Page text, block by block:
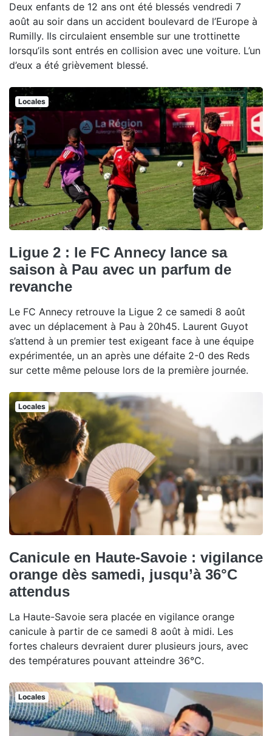
Deux enfants de 12 ans ont été blessés vendredi 7
août au soir dans un accident boulevard de l’Europe à
Rumilly. Ils circulaient ensemble sur une trottinette
lorsqu’ils sont entrés en collision avec une voiture. L’un
d’eux a été grièvement blessé.
Locales
Ligue 2 : le FC Annecy lance sa
saison à Pau avec un parfum de
revanche
Le FC Annecy retrouve la Ligue 2 ce samedi 8 août
avec un déplacement à Pau à 20h45. Laurent Guyot
s’attend à un premier test exigeant face à une équipe
expérimentée, un an après une défaite 2-0 des Reds
sur cette même pelouse lors de la première journée.
Locales
Canicule en Haute-Savoie : vigilance
orange dès samedi, jusqu’à 36°C
attendus
La Haute-Savoie sera placée en vigilance orange
canicule à partir de ce samedi 8 août à midi. Les
fortes chaleurs devraient durer plusieurs jours, avec
des températures pouvant atteindre 36°C.
Locales